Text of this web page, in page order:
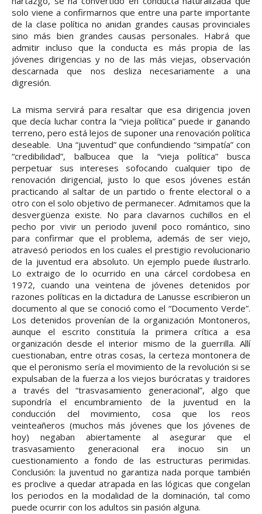
solo viene a confirmarnos que entre una parte importante
de la clase política no anidan grandes causas provinciales
sino más bien grandes causas personales. Habrá que
admitir incluso que la conducta es más propia de las
jóvenes dirigencias y no de las más viejas, observación
descarnada que nos desliza necesariamente a una
digresión.
La misma servirá para resaltar que esa dirigencia joven
que decía luchar contra la “vieja política” puede ir ganando
terreno, pero está lejos de suponer una renovación política
deseable. Una “juventud” que confundiendo “simpatía” con
“credibilidad”, balbucea que la “vieja política” busca
perpetuar sus intereses sofocando cualquier tipo de
renovación dirigencial, justo lo que esos jóvenes están
practicando al saltar de un partido o frente electoral o a
otro con el solo objetivo de permanecer. Admitamos que la
desvergüenza existe. No para clavarnos cuchillos en el
pecho por vivir un periodo juvenil poco romántico, sino
para confirmar que el problema, además de ser viejo,
atravesó periodos en los cuales el prestigio revolucionario
de la juventud era absoluto. Un ejemplo puede ilustrarlo.
Lo extraigo de lo ocurrido en una cárcel cordobesa en
1972, cuando una veintena de jóvenes detenidos por
razones políticas en la dictadura de Lanusse escribieron un
documento al que se conoció como el “Documento Verde”.
Los detenidos provenían de la organización Montoneros,
aunque el escrito constituía la primera crítica a esa
organización desde el interior mismo de la guerrilla. Allí
cuestionaban, entre otras cosas, la certeza montonera de
que el peronismo sería el movimiento de la revolución si se
expulsaban de la fuerza a los viejos burócratas y traidores
a través del “trasvasamiento generacional”, algo que
supondría el encumbramiento de la juventud en la
conducción del movimiento, cosa que los reos
veinteañeros (muchos más jóvenes que los jóvenes de
hoy) negaban abiertamente al asegurar que el
trasvasamiento generacional era inocuo sin un
cuestionamiento a fondo de las estructuras perimidas.
Conclusión: la juventud no garantiza nada porque también
es proclive a quedar atrapada en las lógicas que congelan
los periodos en la modalidad de la dominación, tal como
puede ocurrir con los adultos sin pasión alguna.